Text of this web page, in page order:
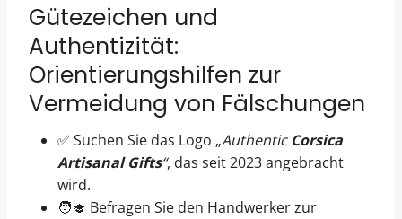
Gütezeichen und
Authentizität:
Orientierungshilfen zur
Vermeidung von Fälschungen
✅ Suchen Sie das Logo „Authentic Corsica
Artisanal Gifts“, das seit 2023 angebracht
wird.
🧑‍🎓 Befragen Sie den Handwerker zur